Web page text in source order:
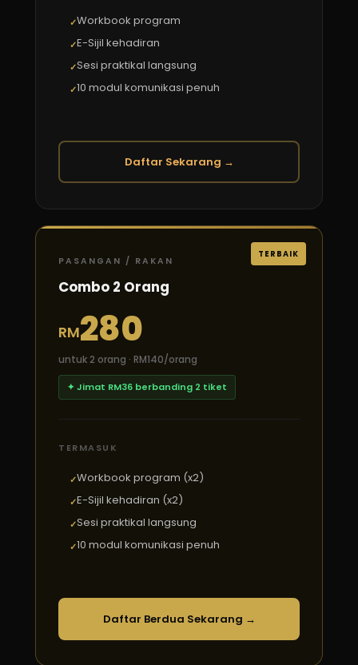
Workbook program
E-Sijil kehadiran
Sesi praktikal langsung
10 modul komunikasi penuh
Daftar Sekarang →
TERBAIK
PASANGAN / RAKAN
Combo 2 Orang
RM280
untuk 2 orang · RM140/orang
✦ Jimat RM36 berbanding 2 tiket
TERMASUK
Workbook program (x2)
E-Sijil kehadiran (x2)
Sesi praktikal langsung
10 modul komunikasi penuh
Daftar Berdua Sekarang →